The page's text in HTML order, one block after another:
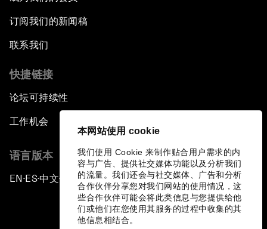
本网站使用 cookie
我们使用 Cookie 来制作贴合用户需求的内
容与广告、提供社交媒体功能以及分析我们
的流量。我们还会与社交媒体、广告和分析
合作伙伴分享您对我们网站的使用情况，这
些合作伙伴可能会将此类信息与您提供给他
们或他们在您使用其服务的过程中收集的其
他信息相结合。
订阅我们的新闻稿
联系我们
快捷链接
论坛可持续性
工作机会
语言版本
EN ▪ ES▪中文▪ 日本語